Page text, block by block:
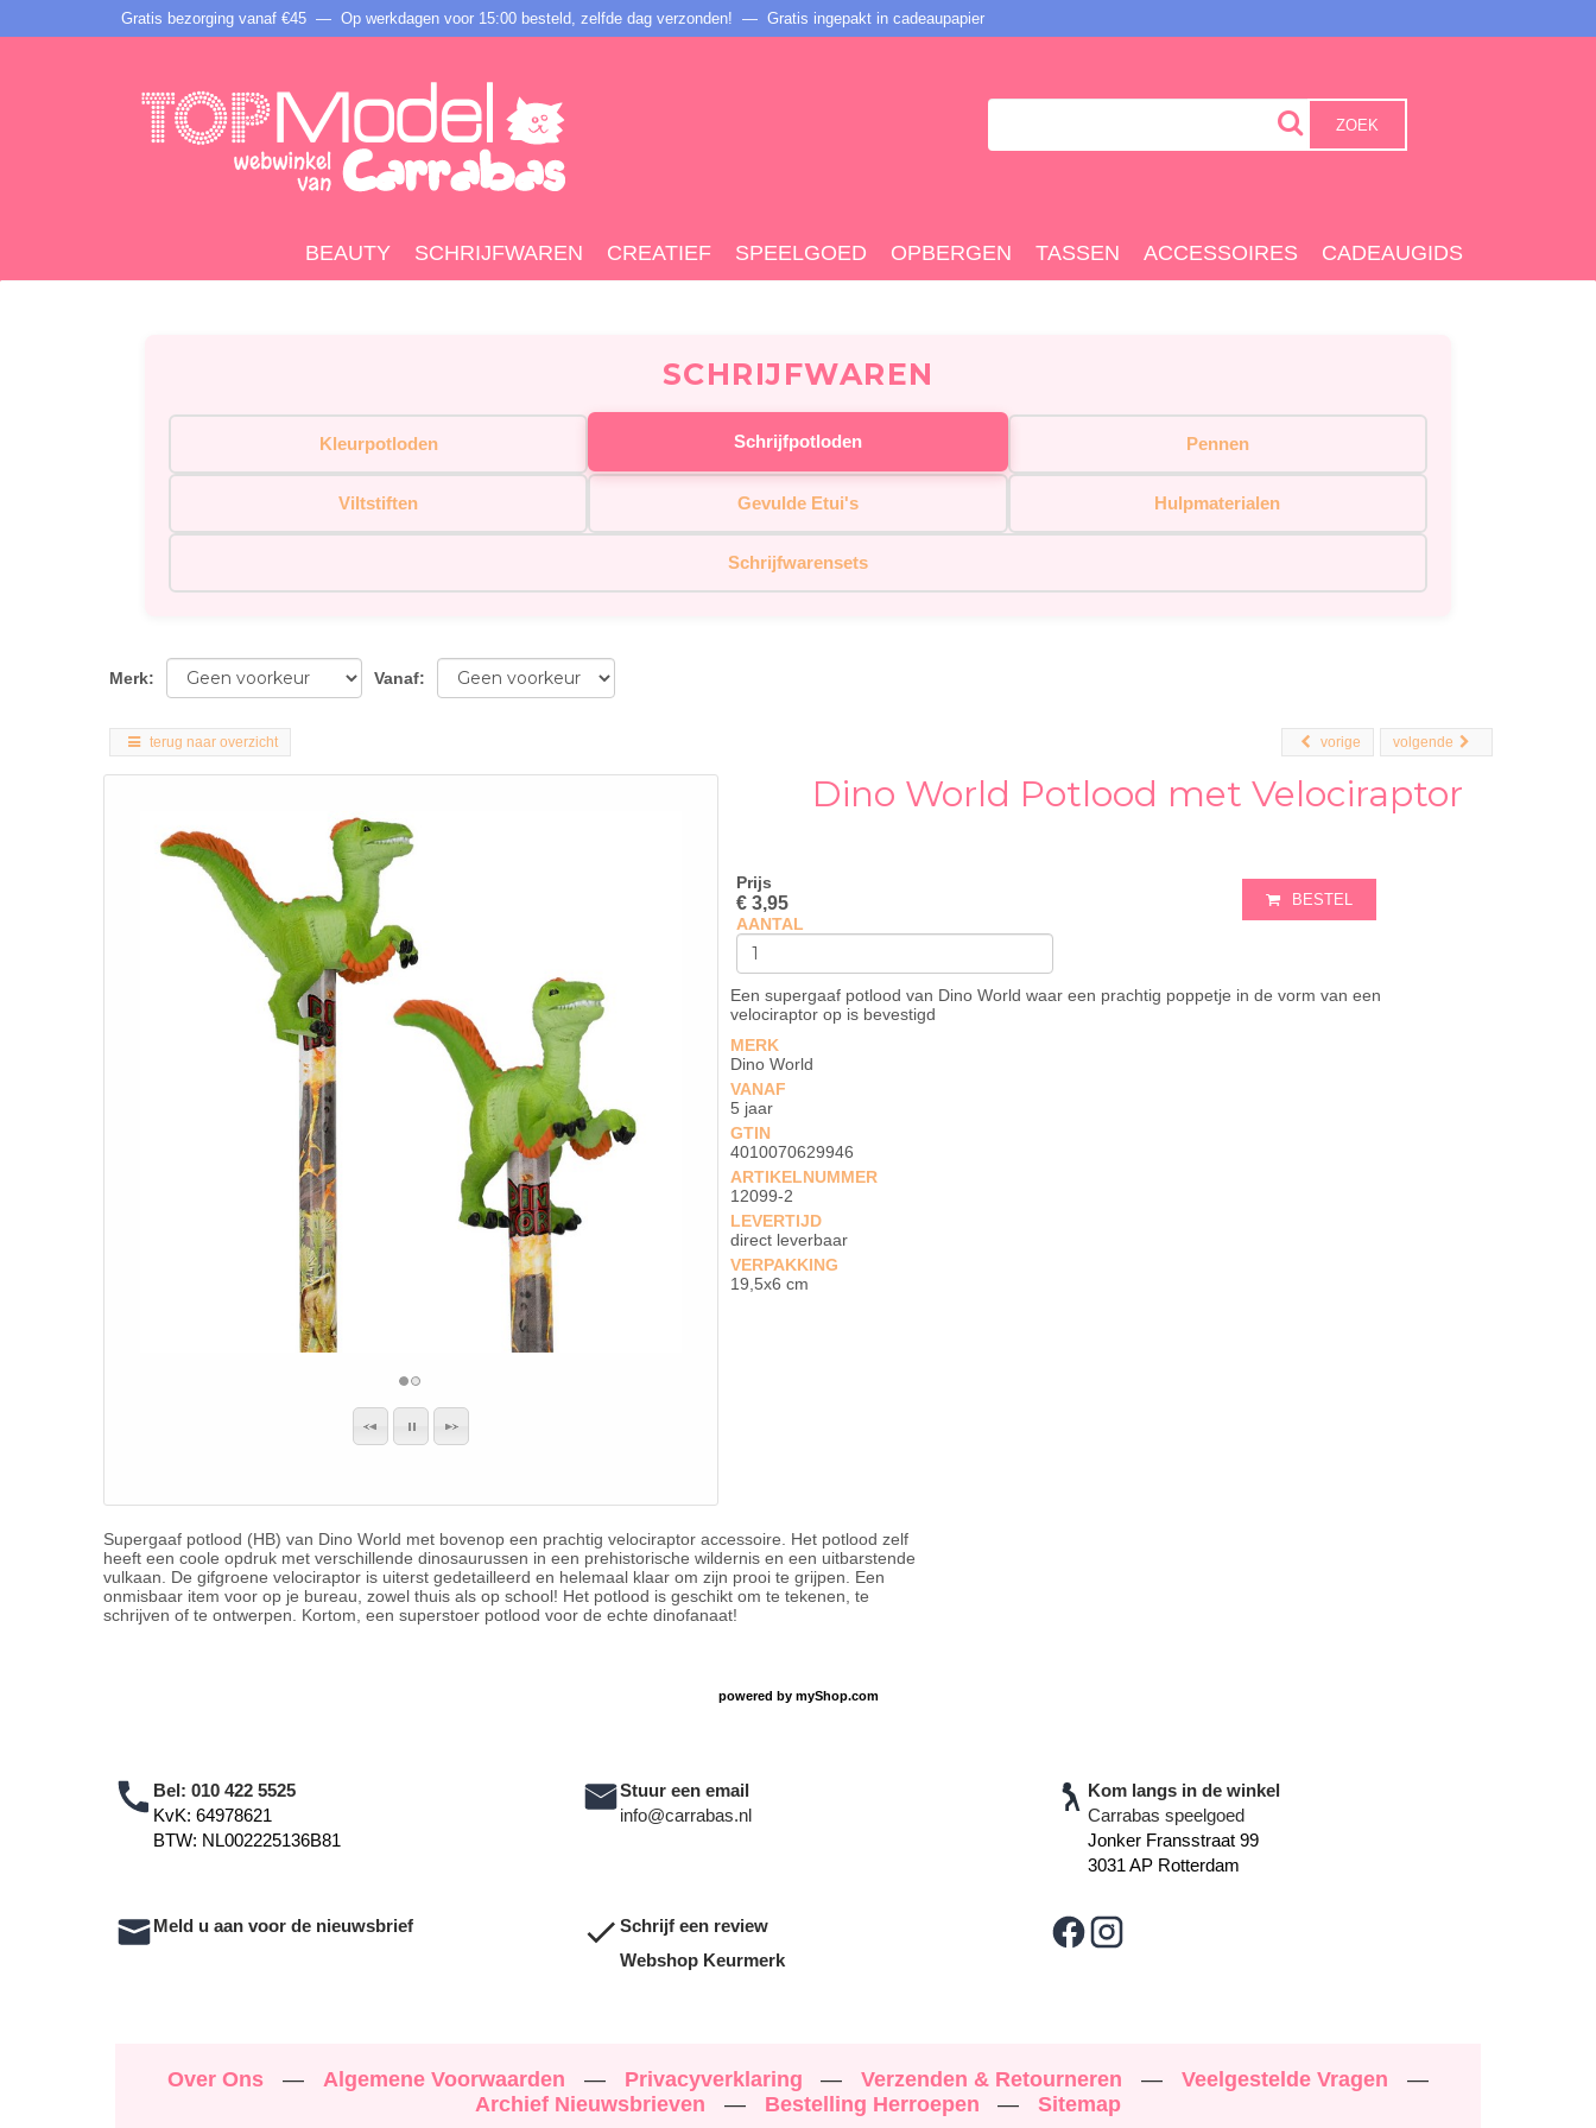
Gratis bezorging vanaf €45 — Op werkdagen voor 15:00 besteld, zelfde dag verzonden! — Gratis ingepakt in cadeaupapier
ZOEK
BEAUTY SCHRIJFWAREN CREATIEF SPEELGOED OPBERGEN TASSEN ACCESSOIRES CADEAUGIDS
SCHRIJFWAREN
Kleurpotloden Schrijfpotloden Pennen
Viltstiften Gevulde Etui's Hulpmaterialen
Schrijfwarensets
Merk: Vanaf:
terug naar overzicht volgende
vorige
Dino World Potlood met Velociraptor
Prijs
€ 3,95
AANTAL
BESTEL
Een supergaaf potlood van Dino World waar een prachtig poppetje in de vorm van een
velociraptor op is bevestigd
MERK
Dino World
VANAF
5 jaar
GTIN
4010070629946
ARTIKELNUMMER
12099-2
LEVERTIJD
direct leverbaar
VERPAKKING
19,5x6 cm
Supergaaf potlood (HB) van Dino World met bovenop een prachtig velociraptor accessoire. Het potlood zelf
heeft een coole opdruk met verschillende dinosaurussen in een prehistorische wildernis en een uitbarstende
vulkaan. De gifgroene velociraptor is uiterst gedetailleerd en helemaal klaar om zijn prooi te grijpen. Een
onmisbaar item voor op je bureau, zowel thuis als op school! Het potlood is geschikt om te tekenen, te
schrijven of te ontwerpen. Kortom, een superstoer potlood voor de echte dinofanaat!
powered by myShop.com
Bel: 010 422 5525
KvK: 64978621
BTW: NL002225136B81
Stuur een email
info@carrabas.nl
Kom langs in de winkel
Carrabas speelgoed
Jonker Fransstraat 99
3031 AP Rotterdam
Meld u aan voor de nieuwsbrief
Schrijf een review
Webshop Keurmerk
Over Ons — Algemene Voorwaarden — Privacyverklaring — Verzenden & Retourneren — Veelgestelde Vragen
—
Archief Nieuwsbrieven
— Bestelling Herroepen — Sitemap